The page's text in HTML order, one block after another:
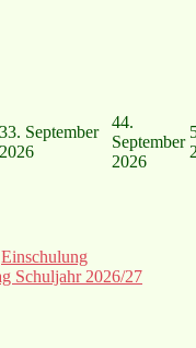
33. September
2026
44.
September
2026
Einschulung
Schuljahr 2026/27